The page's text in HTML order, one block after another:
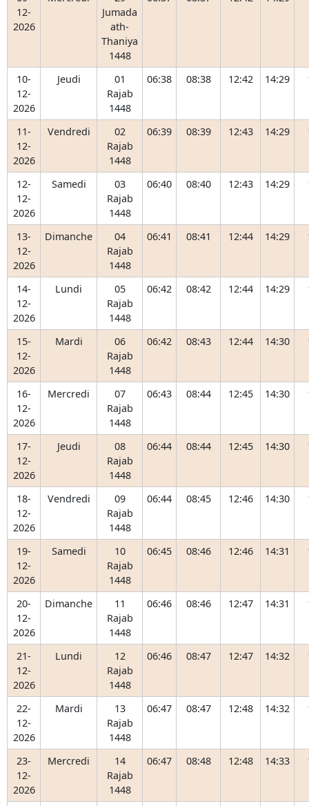
12-
2026
Jumada
ath-
Thaniya
1448
10-
12-
2026
Jeudi
01
Rajab
1448
06:38 08:38 12:42 14:29
11-
12-
2026
Vendredi
02
Rajab
1448
06:39 08:39 12:43 14:29
12-
12-
2026
Samedi
03
Rajab
1448
06:40 08:40 12:43 14:29
13-
12-
2026
Dimanche
04
Rajab
1448
06:41 08:41 12:44 14:29
14-
12-
2026
Lundi
05
Rajab
1448
06:42 08:42 12:44 14:29
15-
12-
2026
Mardi
06
Rajab
1448
06:42 08:43 12:44 14:30
16-
12-
2026
Mercredi
07
Rajab
1448
06:43 08:44 12:45 14:30
17-
12-
2026
Jeudi
08
Rajab
1448
06:44 08:44 12:45 14:30
18-
12-
2026
Vendredi
09
Rajab
1448
06:44 08:45 12:46 14:30
19-
12-
2026
Samedi
10
Rajab
1448
06:45 08:46 12:46 14:31
20-
12-
2026
Dimanche
11
Rajab
1448
06:46 08:46 12:47 14:31
21-
12-
2026
Lundi
12
Rajab
1448
06:46 08:47 12:47 14:32
22-
12-
2026
Mardi
13
Rajab
1448
06:47 08:47 12:48 14:32
23-
12-
2026
Mercredi
14
Rajab
1448
06:47 08:48 12:48 14:33